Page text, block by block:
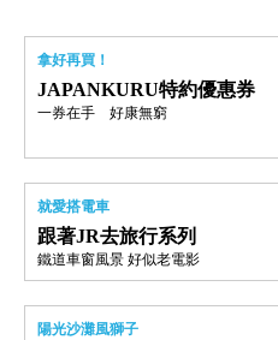
拿好再買！
JAPANKURU特約優惠券
一券在手 好康無窮
就愛搭電車
跟著JR去旅行系列
鐵道車窗風景 好似老電影
陽光沙灘風獅子